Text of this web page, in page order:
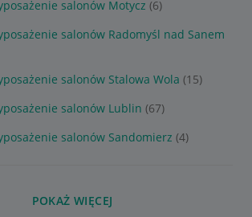
salonów Motycz (6)
salonów Radomyśl nad Sanem
salonów Stalowa Wola (15)
salonów Lublin (67)
salonów Sandomierz (4)
POKAŻ WIĘCEJ